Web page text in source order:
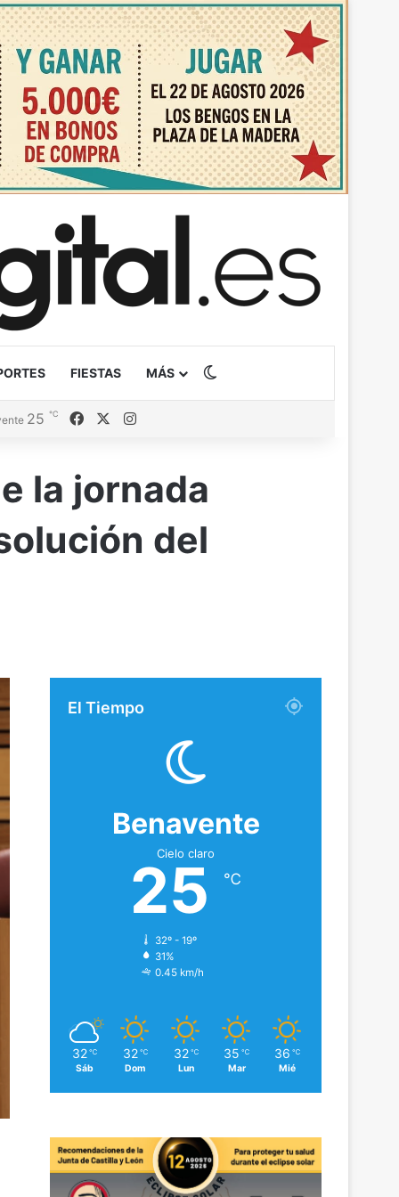
FIESTAS MÁS
25 ℃ FacebookInstagram
la jornada
del
El Tiempo
Benavente
Cielo claro
25 ℃
32º - 19º
31%
0.45 km/h
32 ℃
Sáb
32 ℃
Dom
32 ℃
Lun
35 ℃
Mar
36 ℃
Mié